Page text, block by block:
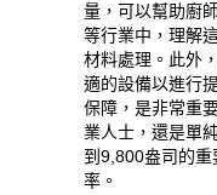
量，可以幫助廚
等行業中，理解
材料處理。此外
適的設備以進行
保障，是非常重
業人士，還是單
到9,800盎司的
率。